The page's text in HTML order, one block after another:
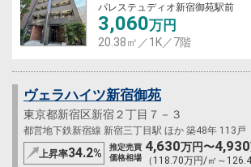
パレステュディオ新宿御苑駅前
3,060万円
20.38㎡／1K／7階
ヴェラハイツ新宿御苑
東京都新宿区新宿２丁目７－３
都営地下鉄新宿線 新宿三丁目駅 ほか 築48年 113戸
上昇率34.2%
推定売買
価格相場
4,630万円〜4,930
（118.70万円/㎡～